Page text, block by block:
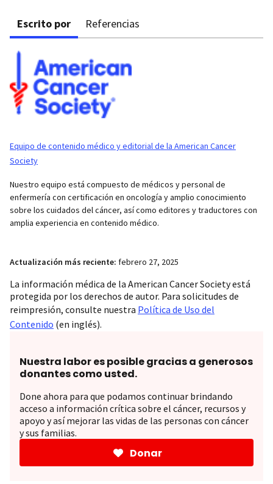
Escrito por Referencias
Equipo de contenido médico y editorial de la American Cancer
Society
Nuestro equipo está compuesto de médicos y personal de
enfermería con certificación en oncología y amplio conocimiento
sobre los cuidados del cáncer, así como editores y traductores con
amplia experiencia en contenido médico.
Actualización más reciente: febrero 27, 2025
La información médica de la American Cancer Society está
protegida por los derechos de autor. Para solicitudes de
reimpresión, consulte nuestra Política de Uso del
Contenido (en inglés).
Nuestra labor es posible gracias a generosos
donantes como usted.
Done ahora para que podamos continuar brindando
acceso a información crítica sobre el cáncer, recursos y
apoyo y así mejorar las vidas de las personas con cáncer
y sus familias.
Donar